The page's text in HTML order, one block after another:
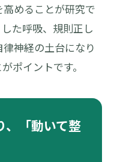
めることが研究で
た呼吸、規則正し
神経の土台になり
ポイントです。
、「動いて整